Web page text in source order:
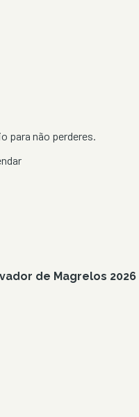
para não perderes.
de Magrelos 2026